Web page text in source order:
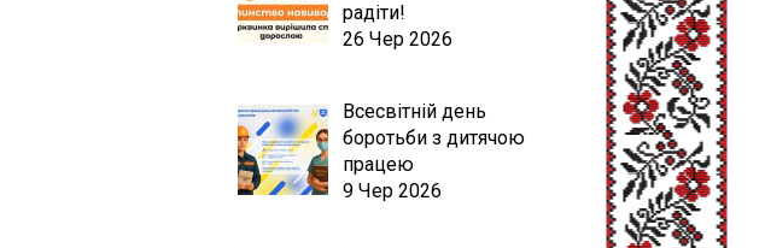
радіти!
26 Чер 2026
Всесвітній день
боротьби з дитячою
працею
9 Чер 2026